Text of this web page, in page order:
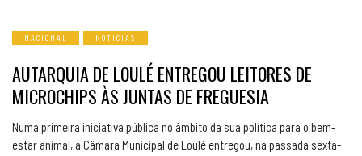
NACIONAL NOTICIAS
AUTARQUIA DE LOULÉ ENTREGOU LEITORES DE
MICROCHIPS ÀS JUNTAS DE FREGUESIA
Numa primeira iniciativa pública no âmbito da sua política para o bem-
estar animal, a Câmara Municipal de Loulé entregou, na passada sexta-